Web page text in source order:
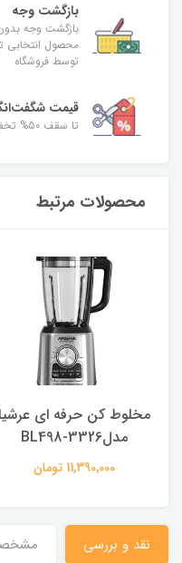
بازگشت وجه
بازگشت وجه
محصول انتخابی
توسط فروشگاه
قیمت
تا سقف 50% تخفیف
محصولات مرتبط
مخلوط کن حرفه ای عرشیا
مدلBL498-3326
11,390,000 تومان
نقد و بررسی